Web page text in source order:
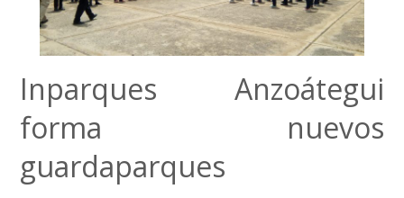
Inparques Anzoátegui
forma nuevos
guardaparques